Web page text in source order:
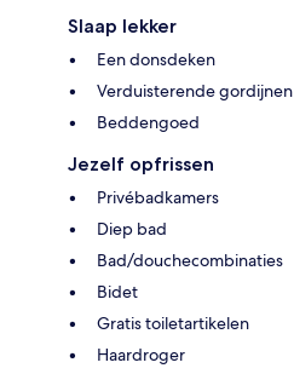
Slaap lekker
Een donsdeken
Verduisterende gordijnen
Beddengoed
Jezelf opfrissen
Privébadkamers
Diep bad
Bad/douchecombinaties
Bidet
Gratis toiletartikelen
Haardroger